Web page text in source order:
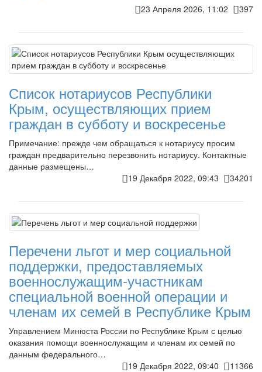
23 Апреля 2026, 11:02 397
Список нотариусов Республики
Крым, осуществляющих прием
граждан в субботу и воскресенье
Примечание: прежде чем обращаться к нотариусу просим
граждан предварительно перезвонить нотариусу. Контактные
данные размещены…
19 Декабря 2022, 09:43
34201
Перечени льгот и мер социальной
поддержки, предоставляемых
военнослужащим-участникам
специальной военной операции и
членам их семей в Республике Крым
Управлением Минюста России по Республике Крым с целью
оказания помощи военнослужащим и членам их семей по
данным федерального…
19 Декабря 2022, 09:40
11366